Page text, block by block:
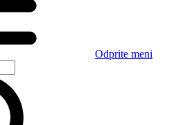
Odprite meni